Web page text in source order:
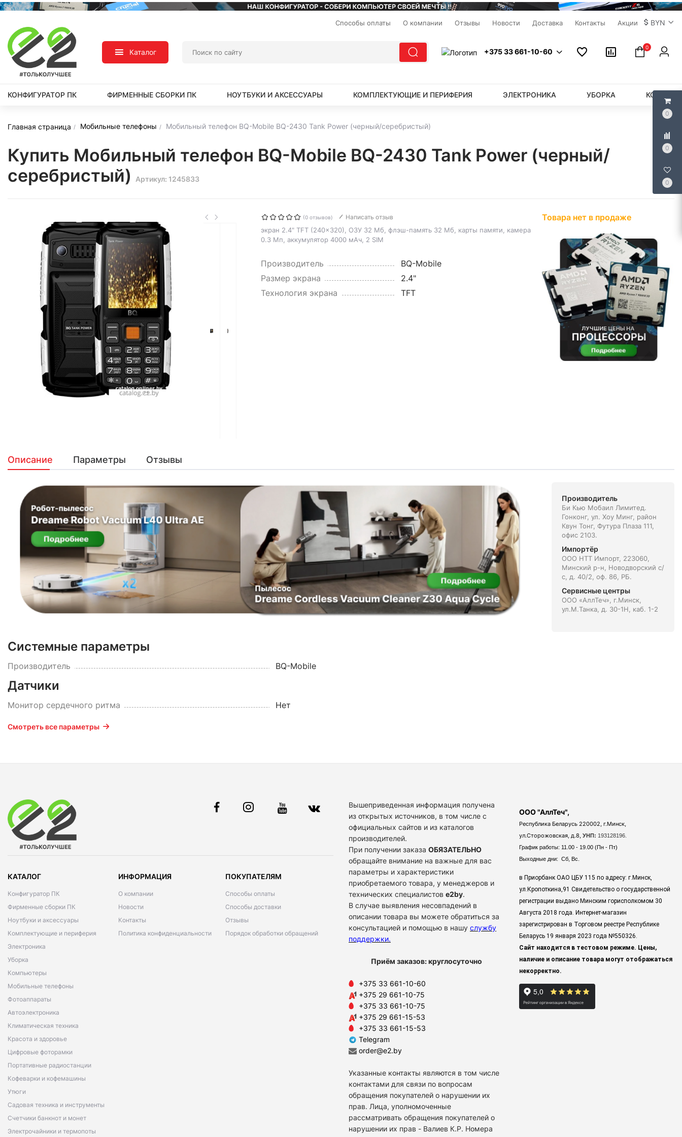
0
0
0
Способы оплаты О компании Отзывы Новости Доставка Контакты Акции BYN
Каталог +375 33 661-10-60
0
КОНФИГУРАТОР ПК ФИРМЕННЫЕ СБОРКИ ПК НОУТБУКИ И АКСЕССУАРЫ КОМПЛЕКТУЮЩИЕ И ПЕРИФЕРИЯ ЭЛЕКТРОНИКА УБОРКА
Главная страница Мобильные телефоны Мобильный телефон BQ-Mobile BQ-2430 Tank Power (черный/серебристый)
Купить Мобильный телефон BQ-Mobile BQ-2430 Tank Power (черный/
серебристый)
Артикул: 1245833
(0 отзывов) Написать отзыв
экран 2.4" TFT (240x320), ОЗУ 32 Мб, флэш-память 32 Мб, карты памяти, камера
0.3 Мп, аккумулятор 4000 мАч, 2 SIM
Производитель
BQ-Mobile
Размер экрана
2.4"
Технология экрана
TFT
Товара нет в продаже
Описание Параметры Отзывы
Системные параметры
Производитель BQ-Mobile
Датчики
Монитор сердечного ритма Нет
Смотреть все параметры
Производитель
Би Кью Мобаил Лимитед.
Гонконг, ул. Хоу Минг, район
Квун Тонг, Футура Плаза 111,
офис 2103.
Импортёр
ООО НТТ Импорт, 223060,
Минский р-н, Новодворский с/
с, д. 40/2, оф. 86, РБ.
Сервисные центры
ООО «АллТеч», г.Минск,
ул.М.Танка, д. 30-1Н, каб. 1-2
КАТАЛОГ
Конфигуратор ПК
Фирменные сборки ПК
Ноутбуки и аксессуары
Комплектующие и периферия
Электроника
Уборка
Компьютеры
Мобильные телефоны
Фотоаппараты
Автоэлектроника
Климатическая техника
Красота и здоровье
Цифровые фоторамки
Портативные радиостанции
Кофеварки и кофемашины
Утюги
Садовая техника и инструменты
Счетчики банкнот и монет
Электрочайники и термопоты
ИНФОРМАЦИЯ
О компании
Новости
Контакты
Политика конфиденциальности
ПОКУПАТЕЛЯМ
Способы оплаты
Способы доставки
Отзывы
Порядок обработки обращений
Вышеприведенная информация получена
из открытых источников, в том числе с
официальных сайтов и из каталогов
производителей.
При получении заказа ОБЯЗАТЕЛЬНО
обращайте внимание на важные для вас
параметры и характеристики
приобретаемого товара, у менеджеров и
технических специалистов e2by.
В случае выявления несовпадений в
описании товара вы можете обратиться за
консультацией и помощью в нашу службу
поддержки.
Приём заказов: круглосуточно
+375 33 661-10-60
+375 29 661-10-75
+375 33 661-10-75
+375 29 661-15-53
+375 33 661-15-53
Telegram
order@e2.by
Указанные контакты являются в том числе
контактами для связи по вопросам
обращения покупателей о нарушении их
прав. Лица, уполномоченные
рассматривать обращения покупателей о
нарушении их прав - Валиев К.Р. Номера
ООО "АллТеч",
Республика Беларусь 220002, г.Минск,
ул.Сторожовская, д.8, УНП: 193128196.
График работы: 11.00 - 19.00 (Пн - Пт)
Выходные дни: Сб, Вс.
в Приорбанк ОАО ЦБУ 115 по адресу: г.Минск,
ул.Кропоткина,91 Свидетельство о государственной
регистрации выдано Минским горисполкомом 30
Августа 2018 года. Интернет-магазин
зарегистрирован в Торговом реестре Республике
Беларусь 19 января 2023 года №550326.
Сайт находится в тестовом режиме. Цены,
наличие и описание товара могут отображаться
некорректно.